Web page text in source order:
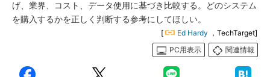
げ、業界、コスト、データ使用に基づき比較する。どのシステム
を購入するかを正しく判断する参考にしてほしい。
[ Ed Hardy ，TechTarget]
PC用表示
関連情報